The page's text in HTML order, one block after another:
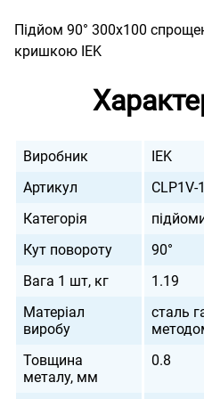
Підйом 90° 300х100
кришкою IEK
Виробник
IEK
Артикул
CLP1V-
Категорія
Кут повороту
90°
Вага 1 шт, кг
1.19
Матеріал
виробу
сталь
Товщина
металу, мм
0.8